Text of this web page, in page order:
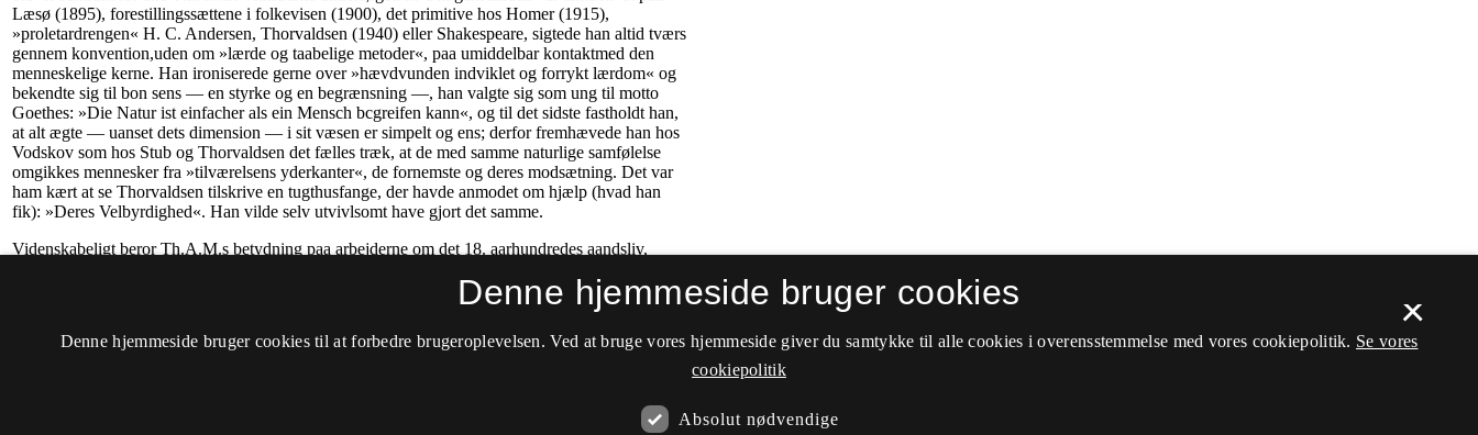
×
Denne hjemmeside bruger cookies
Denne hjemmeside bruger cookies til at forbedre brugeroplevelsen. Ved at bruge vores hjemmeside giver du samtykke til alle cookies i overensstemmelse med vores cookiepolitik. Se vores
cookiepolitik
Absolut nødvendige